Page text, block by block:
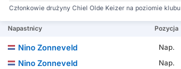
Członkowie drużyny Chiel Olde Keizer na poziomie klubu
Napastnicy Pozycja
Nino Zonneveld Nap.
Nino Zonneveld
Nap.